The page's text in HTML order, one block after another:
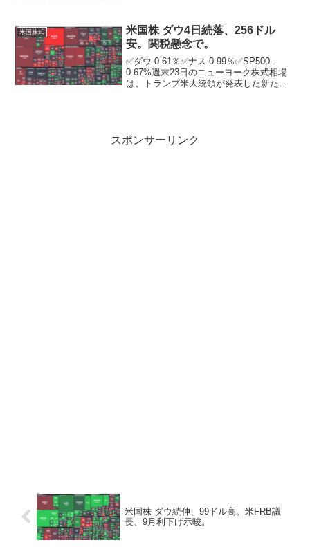
との期待が膨らみ、反発した。ニューヨ
ーク証券取引所の出...
米国株式
米国株 ダウ4日続落、256ドル
安。関税懸念で。
✅ダウ-0.61％✅ナス-0.99％✅SP500-
0.67%週末23日のニューヨーク株式相場
は、トランプ米大統領が発表した新たな
スポンサーリンク
米国株 ダウ続伸、99ドル高。米FRB議
長、9月利下げ示唆。